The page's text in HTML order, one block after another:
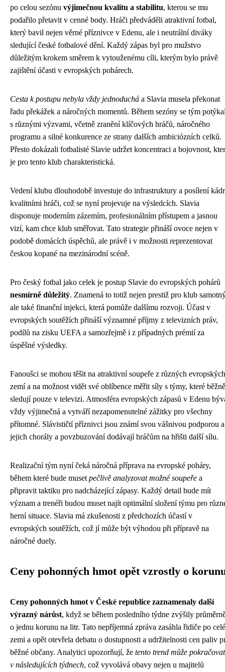
po celou sezónu výjimečnou kvalitu a stabilitu, kterou se mu
podařilo přetavit v cenné body. Hráči předváděli atraktivní fotbal,
který bavil nejen věrné příznivce v Edenu, ale i neutrální diváky
sledující české fotbalové dění. Každý zápas byl pro mužstvo
důležitým krokem směrem k vytouženému cíli, kterým bylo právě
zajištění účasti v evropských pohárech.
Cesta k postupu nebyla vždy jednoduchá a Slavia musela překonat
řadu překážek a náročných momentů. Během sezóny se tým
s různými výzvami, včetně zranění klíčových hráčů, náročného
programu a silné konkurence ze strany dalších ambiciózních celků.
Přesto dokázali fotbalisté Slavie udržet koncentraci a bojovnost,
je pro tento klub charakteristická.
Vedení klubu dlouhodobě investuje do infrastruktury a posílení
kvalitními hráči, což se nyní projevuje na výsledcích. Slavia
disponuje moderním zázemím, profesionálním přístupem a jasnou
vizí, kam chce klub směřovat. Tato strategie přináší ovoce nejen v
podobě domácích úspěchů, ale právě i v možnosti reprezentovat
českou kopané na mezinárodní scéně.
Pro český fotbal jako celek je postup Slavie do evropských pohárů
nesmírně důležitý. Znamená to totiž nejen prestiž pro klub
ale také finanční injekci, která pomůže dalšímu rozvoji. Účast v
evropských soutěžích přináší významné příjmy z televizních práv,
podílů na zisku UEFA a samozřejmě i z případných prémií za
úspěšné výsledky.
Fanoušci se mohou těšit na atraktivní soupeře z různých evropských
zemí a na možnost vidět své oblíbence měřit síly s týmy, které běžně
sledují pouze v televizi. Atmosféra evropských zápasů v Edenu
vždy výjimečná a vytváří nezapomenutelné zážitky pro všechny
přítomné. Slávističtí příznivci jsou známí svou vášnivou podporou a
jejich chorály a povzbuzování dodávají hráčům na hřišti další sílu.
Realizační tým nyní čeká náročná příprava na evropské poháry,
během které bude muset pečlivě analyzovat možné soupeře a
připravit taktiku pro nadcházející zápasy. Každý detail bude mít
význam a trenéři budou muset najít optimální složení týmu pro
herní situace. Slavia má zkušenosti z předchozích účastí v
evropských soutěžích, což jí může být výhodou při přípravě na
náročné duely.
Ceny pohonných hmot opět vzrostly o
Ceny pohonných hmot v České republice zaznamenaly další
výrazný nárůst, když se během posledního týdne zvýšily
o jednu korunu na litr. Tato nepříjemná zpráva zasáhla řidiče po celé
zemi a opět otevřela debatu o dostupnosti a udržitelnosti cen paliv
běžné občany. Analytici upozorňují, že tento trend může
v následujících týdnech, což vyvolává obavy nejen u majitelů